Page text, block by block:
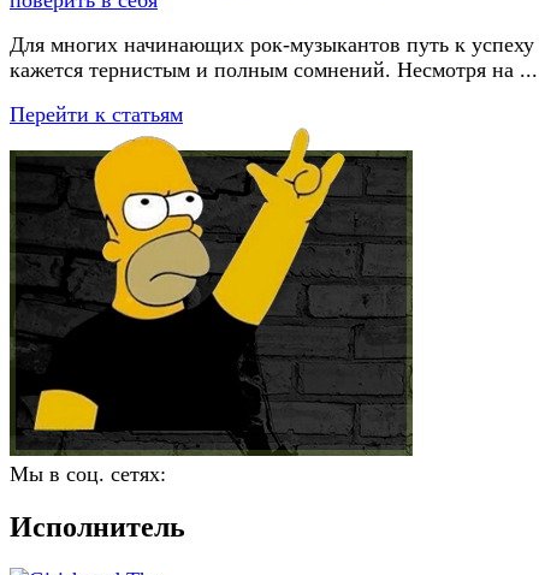
Для многих начинающих рок-музыкантов путь к успеху
кажется тернистым и полным сомнений. Несмотря на ...
Перейти к статьям
Мы в соц. сетях:
Исполнитель